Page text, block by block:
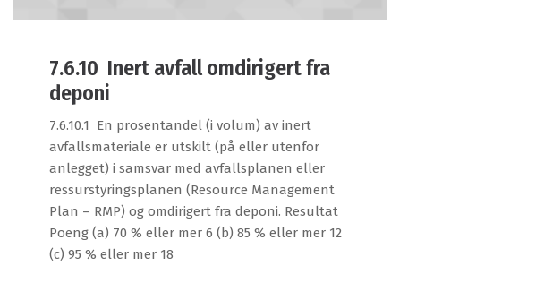
7.6.10 Inert avfall omdirigert fra
deponi
7.6.10.1 En prosentandel (i volum) av inert
avfallsmateriale er utskilt (på eller utenfor
anlegget) i samsvar med avfallsplanen eller
ressurstyringsplanen (Resource Management
Plan – RMP) og omdirigert fra deponi. Resultat
Poeng (a) 70 % eller mer 6 (b) 85 % eller mer 12
(c) 95 % eller mer 18